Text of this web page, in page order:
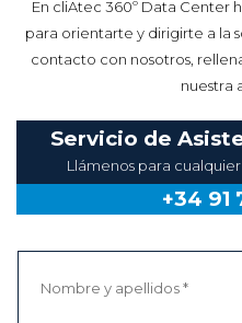
En cliAtec 360º Data Center
para orientarte y dirigirte a la
contacto con nosotros,
nuestra
Servicio de
Llámenos para
+34 91